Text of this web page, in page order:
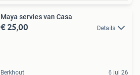
Maya servies van Casa
€ 25,00 Details
Berkhout 6 jul 26